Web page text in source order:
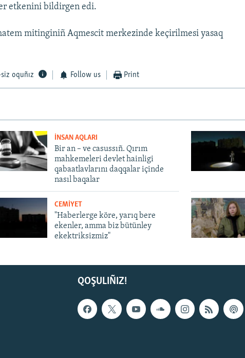
etkenini bildirgen edi.
mitinginiñ Aqmescit merkezinde keçirilmesi yasaq
oquñız Follow us Print
İNSAN AQLARI
Bir an – ve casussıñ. Qırım
mahkemeleri devlet hainligi
qabaatlavlarını daqqalar içinde
nasıl baqalar
CEMİYET
"Haberlerge köre, yarıq bere
ekenler, amma biz bütünley
ekektriksizmiz"
QOŞULIÑIZ!